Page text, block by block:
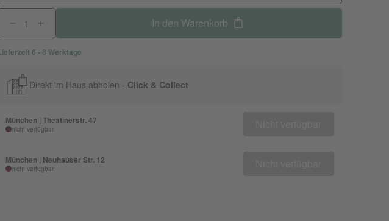
In den Warenkorb
6 - 8 Werktage
Direkt im Haus abholen - Click & Collect
München | Theatinerstr. 47
nicht verfügbar
München | Neuhauser Str. 12
nicht verfügbar